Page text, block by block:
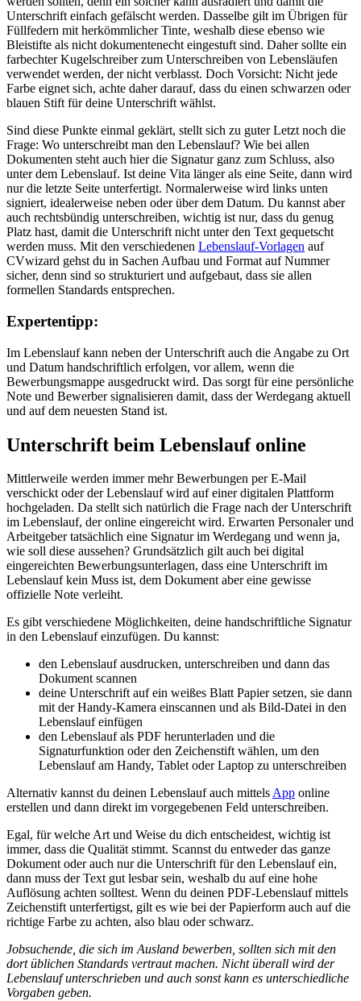
Unterschrift einfach gefälscht werden. Dasselbe gilt im Übrigen für
Füllfedern mit herkömmlicher Tinte, weshalb diese ebenso wie
Bleistifte als nicht dokumentenecht eingestuft sind. Daher sollte ein
farbechter Kugelschreiber zum Unterschreiben von Lebensläufen
verwendet werden, der nicht verblasst. Doch Vorsicht: Nicht jede
Farbe eignet sich, achte daher darauf, dass du einen schwarzen oder
blauen Stift für deine Unterschrift wählst.
Sind diese Punkte einmal geklärt, stellt sich zu guter Letzt noch die
Frage: Wo unterschreibt man den Lebenslauf? Wie bei allen
Dokumenten steht auch hier die Signatur ganz zum Schluss, also
unter dem Lebenslauf. Ist deine Vita länger als eine Seite, dann wird
nur die letzte Seite unterfertigt. Normalerweise wird links unten
signiert, idealerweise neben oder über dem Datum. Du kannst aber
auch rechtsbündig unterschreiben, wichtig ist nur, dass du genug
Platz hast, damit die Unterschrift nicht unter den Text gequetscht
werden muss. Mit den verschiedenen Lebenslauf-Vorlagen auf
CVwizard gehst du in Sachen Aufbau und Format auf Nummer
sicher, denn sind so strukturiert und aufgebaut, dass sie allen
formellen Standards entsprechen.
Expertentipp:
Im Lebenslauf kann neben der Unterschrift auch die Angabe zu Ort
und Datum handschriftlich erfolgen, vor allem, wenn die
Bewerbungsmappe ausgedruckt wird. Das sorgt für eine persönliche
Note und Bewerber signalisieren damit, dass der Werdegang aktuell
und auf dem neuesten Stand ist.
Unterschrift beim Lebenslauf online
Mittlerweile werden immer mehr Bewerbungen per E-Mail
verschickt oder der Lebenslauf wird auf einer digitalen Plattform
hochgeladen. Da stellt sich natürlich die Frage nach der Unterschrift
im Lebenslauf, der online eingereicht wird. Erwarten Personaler und
Arbeitgeber tatsächlich eine Signatur im Werdegang und wenn ja,
wie soll diese aussehen? Grundsätzlich gilt auch bei digital
eingereichten Bewerbungsunterlagen, dass eine Unterschrift im
Lebenslauf kein Muss ist, dem Dokument aber eine gewisse
offizielle Note verleiht.
Es gibt verschiedene Möglichkeiten, deine handschriftliche Signatur
in den Lebenslauf einzufügen. Du kannst:
den Lebenslauf ausdrucken, unterschreiben und dann das
Dokument scannen
deine Unterschrift auf ein weißes Blatt Papier setzen, sie dann
mit der Handy-Kamera einscannen und als Bild-Datei in den
Lebenslauf einfügen
den Lebenslauf als PDF herunterladen und die
Signaturfunktion oder den Zeichenstift wählen, um den
Lebenslauf am Handy, Tablet oder Laptop zu unterschreiben
Alternativ kannst du deinen Lebenslauf auch mittelsApp online
erstellen und dann direkt im vorgegebenen Feld unterschreiben.
Egal, für welche Art und Weise du dich entscheidest, wichtig ist
immer, dass die Qualität stimmt. Scannst du entweder das ganze
Dokument oder auch nur die Unterschrift für den Lebenslauf ein,
dann muss der Text gut lesbar sein, weshalb du auf eine hohe
Auflösung achten solltest. Wenn du deinen PDF-Lebenslauf mittels
Zeichenstift unterfertigst, gilt es wie bei der Papierform auch auf die
richtige Farbe zu achten, also blau oder schwarz.
Jobsuchende, die sich im Ausland bewerben, sollten sich mit den
dort üblichen Standards vertraut machen. Nicht überall wird der
Lebenslauf unterschrieben und auch sonst kann es unterschiedliche
Vorgaben geben.